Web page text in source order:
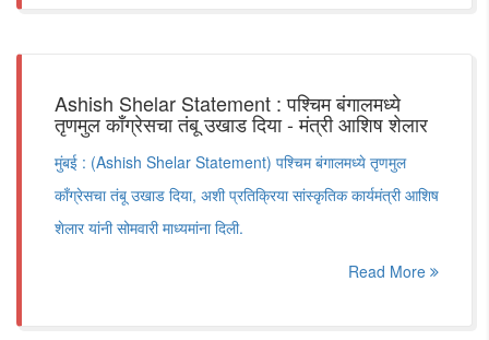
Ashish Shelar Statement : पश्चिम बंगालमध्ये
तृणमुल काँग्रेसचा तंबू उखाड दिया - मंत्री आशिष शेलार
मुंबई : (Ashish Shelar Statement) पश्चिम बंगालमध्ये तृणमुल
काँग्रेसचा तंबू उखाड दिया, अशी प्रतिक्रिया सांस्कृतिक कार्यमंत्री आशिष
शेलार यांनी सोमवारी माध्यमांना दिली.
Read More